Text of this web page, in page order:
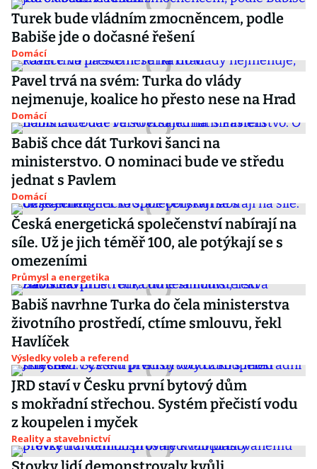
Turek bude vládním zmocněncem, podle
Babiše jde o dočasné řešení
Domácí
Pavel trvá na svém: Turka do vlády
nejmenuje, koalice ho přesto nese na Hrad
Domácí
Babiš chce dát Turkovi šanci na
ministerstvo. O nominaci bude ve středu
jednat s Pavlem
Domácí
Česká energetická společenství nabírají na
síle. Už je jich téměř 100, ale potýkají se s
omezeními
Průmysl a energetika
Babiš navrhne Turka do čela ministerstva
životního prostředí, ctíme smlouvu, řekl
Havlíček
Výsledky voleb a referend
JRD staví v Česku první bytový dům
s mokřadní střechou. Systém přečistí vodu
z koupelen i myček
Reality a stavebnictví